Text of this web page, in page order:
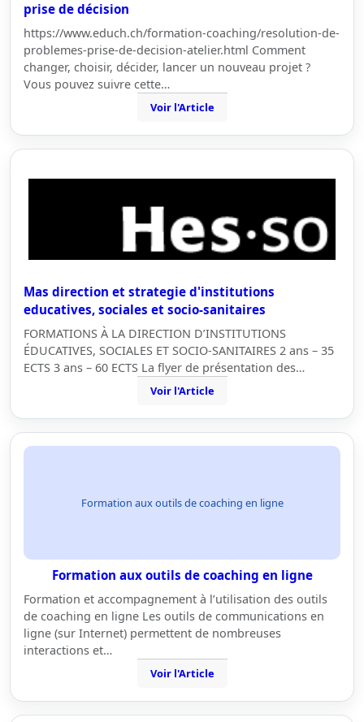
prise de décision
https://www.educh.ch/formation-coaching/resolution-de-
problemes-prise-de-decision-atelier.html Comment
changer, choisir, décider, lancer un nouveau projet ?
Vous pouvez suivre cette…
Voir l'Article
Mas direction et strategie d'institutions
educatives, sociales et socio-sanitaires
FORMATIONS À LA DIRECTION D’INSTITUTIONS
ÉDUCATIVES, SOCIALES ET SOCIO-SANITAIRES 2 ans – 35
ECTS 3 ans – 60 ECTS La flyer de présentation des…
Voir l'Article
Formation aux outils de coaching en ligne
Formation aux outils de coaching en ligne
Formation et accompagnement à l’utilisation des outils
de coaching en ligne Les outils de communications en
ligne (sur Internet) permettent de nombreuses
interactions et…
Voir l'Article